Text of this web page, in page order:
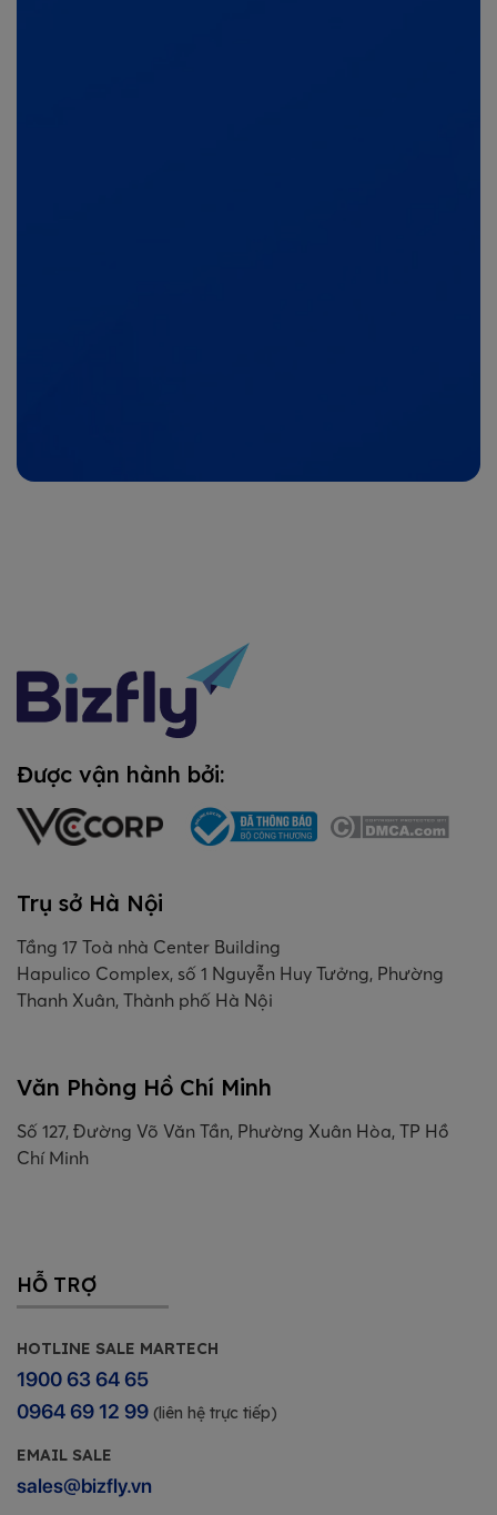
Được vận hành bởi:
Trụ sở Hà Nội
Tầng 17 Toà nhà Center Building
Hapulico Complex, số 1 Nguyễn Huy Tưởng, Phường
Thanh Xuân, Thành phố Hà Nội
Văn Phòng Hồ Chí Minh
Số 127, Đường Võ Văn Tần, Phường Xuân Hòa, TP Hồ
Chí Minh
HỖ TRỢ
HOTLINE SALE MARTECH
1900 63 64 65
0964 69 12 99 (liên hệ trực tiếp)
EMAIL SALE
sales@bizfly.vn